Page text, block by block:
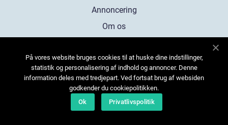
Annoncering
Om os
Kontakt os
Sitemap
På vores website bruges cookies til at huske dine indstillinger,
statistik og personalisering af indhold og annoncer. Denne
information deles med tredjepart. Ved fortsat brug af websiden
godkender du cookiepolitikken.
Ok
Privatlivspolitik